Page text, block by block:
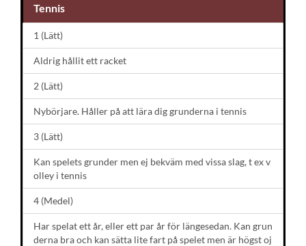
Tennis
1 (Lätt)
Aldrig hållit ett racket
2 (Lätt)
Nybörjare. Håller på att lära dig grunderna i tennis
3 (Lätt)
Kan spelets grunder men ej bekväm med vissa slag, t ex v
olley i tennis
4 (Medel)
Har spelat ett år, eller ett par år för längesedan. Kan grun
derna bra och kan sätta lite fart på spelet men är högst oj